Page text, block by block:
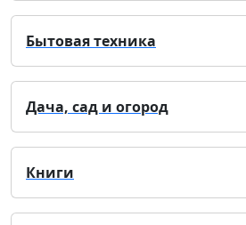
Бытовая техника
Дача, сад и огород
Книги